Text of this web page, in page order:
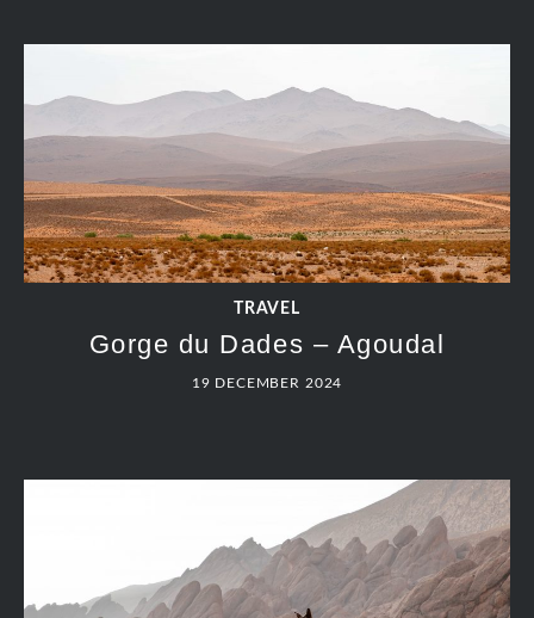
TRAVEL
Gorge du Dades – Agoudal
19 DECEMBER 2024